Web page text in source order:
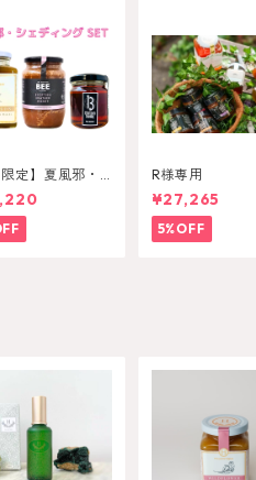
限定】夏風邪・
ィンングセット
R様専用
¥27,265
5%OFF